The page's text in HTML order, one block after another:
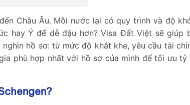
Châu Âu. Mỗi nước lại có quy trình và độ
hay Ý để dễ đậu hơn? Visa Đất Việt sẽ giúp
hồ sơ: từ mức độ khắt khe, yêu cầu tài
phù hợp nhất với hồ sơ của mình để tối ưu tỷ